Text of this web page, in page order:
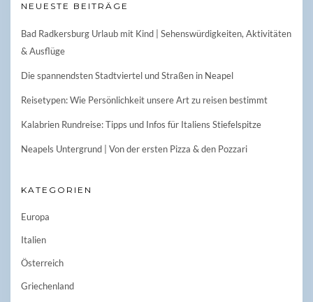
NEUESTE BEITRÄGE
Bad Radkersburg Urlaub mit Kind | Sehenswürdigkeiten, Aktivitäten
& Ausflüge
Die spannendsten Stadtviertel und Straßen in Neapel
Reisetypen: Wie Persönlichkeit unsere Art zu reisen bestimmt
Kalabrien Rundreise: Tipps und Infos für Italiens Stiefelspitze
Neapels Untergrund | Von der ersten Pizza & den Pozzari
KATEGORIEN
Europa
Italien
Österreich
Griechenland